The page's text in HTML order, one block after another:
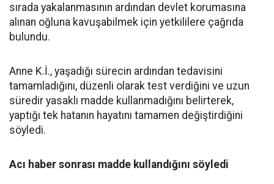
sırada yakalanmasının ardından devlet korumasına
alınan oğluna kavuşabilmek için yetkililere çağrıda
bulundu.
Anne K.İ., yaşadığı sürecin ardından tedavisini
tamamladığını, düzenli olarak test verdiğini ve uzun
süredir yasaklı madde kullanmadığını belirterek,
yaptığı tek hatanın hayatını tamamen değiştirdiğini
söyledi.
Acı haber sonrası madde kullandığını söyledi